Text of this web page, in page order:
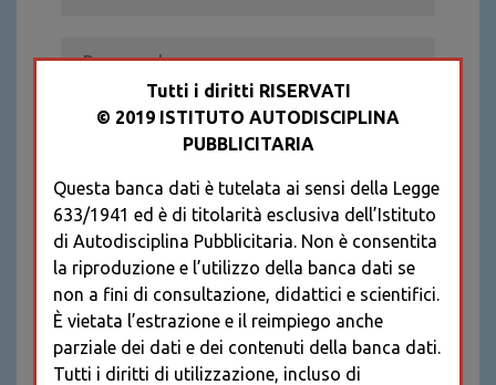
Recupera password
REGISTRATI
* I CAMPI CONTRASSEGNATI SONO
OBBLIGATORI
Tutti i diritti RISERVATI
© 2019 ISTITUTO AUTODISCIPLINA
PUBBLICITARIA
Questa banca dati è tutelata ai sensi della Legge
633/1941 ed è di titolarità esclusiva dell’Istituto
di Autodisciplina Pubblicitaria. Non è consentita
la riproduzione e l’utilizzo della banca dati se
non a fini di consultazione, didattici e scientifici.
È vietata l’estrazione e il reimpiego anche
parziale dei dati e dei contenuti della banca dati.
Tutti i diritti di utilizzazione, incluso di